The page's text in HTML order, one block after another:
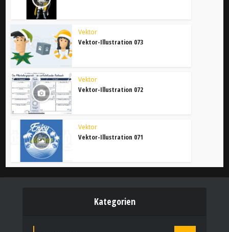
Vektor
Vektor-Illustration 073
Vektor
Vektor-Illustration 072
Vektor
Vektor-Illustration 071
Kategorien